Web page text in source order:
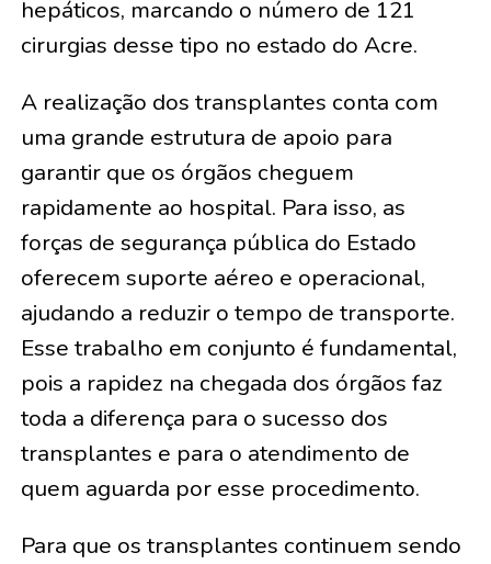
hepáticos, marcando o número de 121
cirurgias desse tipo no estado do Acre.
A realização dos transplantes conta com
uma grande estrutura de apoio para
garantir que os órgãos cheguem
rapidamente ao hospital. Para isso, as
forças de segurança pública do Estado
oferecem suporte aéreo e operacional,
ajudando a reduzir o tempo de transporte.
Esse trabalho em conjunto é fundamental,
pois a rapidez na chegada dos órgãos faz
toda a diferença para o sucesso dos
transplantes e para o atendimento de
quem aguarda por esse procedimento.
Para que os transplantes continuem sendo